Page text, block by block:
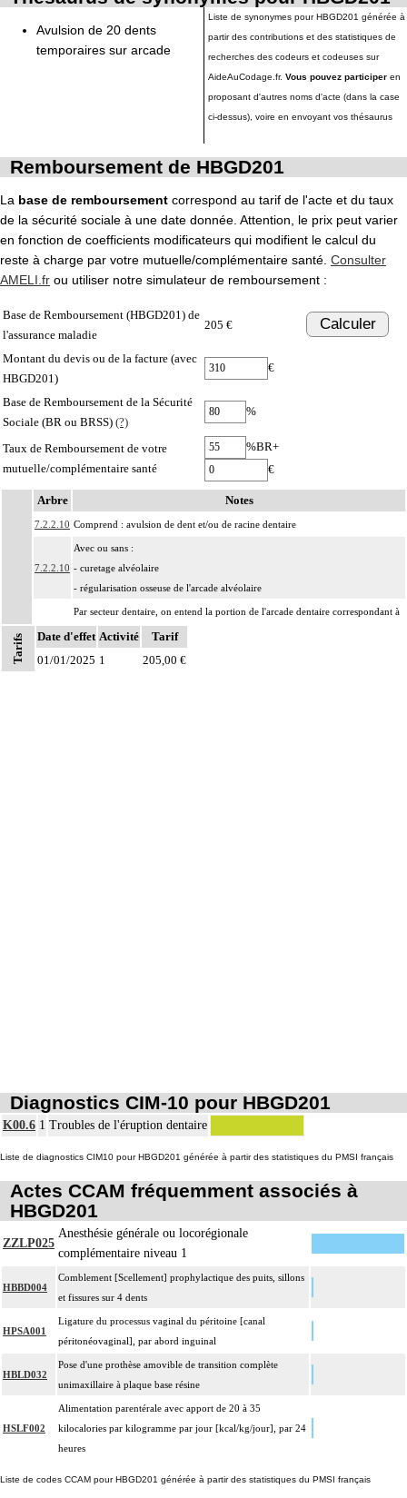
Avulsion de 20 dents
temporaires sur arcade
Liste de synonymes pour HBGD201 générée à
partir des contributions et des statistiques de
recherches des codeurs et codeuses sur
AideAuCodage.fr. Vous pouvez participer en
proposant d'autres noms d'acte (dans la case
ci-dessus), voire en envoyant vos thésaurus
Remboursement de HBGD201
La base de remboursement correspond au tarif de l'acte et du taux
de la sécurité sociale à une date donnée. Attention, le prix peut varier
en fonction de coefficients modificateurs qui modifient le calcul du
reste à charge par votre mutuelle/complémentaire santé. Consulter
AMELI.fr ou utiliser notre simulateur de remboursement :
Base de Remboursement (HBGD201) de
l'assurance maladie
205 € Calculer
Montant du devis ou de la facture (avec
HBGD201)
€
Base de Remboursement de la Sécurité
Sociale (BR ou BRSS) (?)
%
Taux de Remboursement de votre
mutuelle/complémentaire santé
%BR+
€
Notes
Arbre Notes
7.2.2.10 Comprend : avulsion de dent et/ou de racine dentaire
7.2.2.10
Avec ou sans :
- curetage alvéolaire
- régularisation osseuse de l'arcade alvéolaire
7.2.2
Par secteur dentaire, on entend la portion de l'arcade dentaire correspondant à
l'implantation habituelle des dents considérées, que cette portion soit dentée ou
non.
Tarifs Date d'effet Activité
Tarif
01/01/2025 1 205,00 €
Diagnostics CIM-10 pour HBGD201
K00.6 1 Troubles de l'éruption dentaire
Liste de diagnostics CIM10 pour HBGD201 générée à partir des statistiques du PMSI français
Actes CCAM fréquemment associés à
HBGD201
ZZLP025
Anesthésie générale ou locorégionale
complémentaire niveau 1
HBBD004
Comblement [Scellement] prophylactique des puits, sillons
et fissures sur 4 dents
HPSA001
Ligature du processus vaginal du péritoine [canal
péritonéovaginal], par abord inguinal
HBLD032
Pose d'une prothèse amovible de transition complète
unimaxillaire à plaque base résine
HSLF002
Alimentation parentérale avec apport de 20 à 35
kilocalories par kilogramme par jour [kcal/kg/jour], par 24
heures
Liste de codes CCAM pour HBGD201 générée à partir des statistiques du PMSI français